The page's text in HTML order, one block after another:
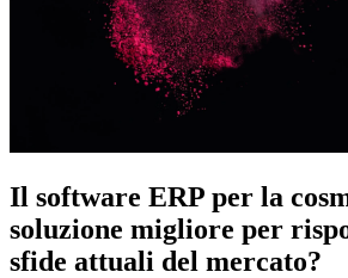
Il software ERP per la
soluzione migliore per
sfide attuali del mercato?